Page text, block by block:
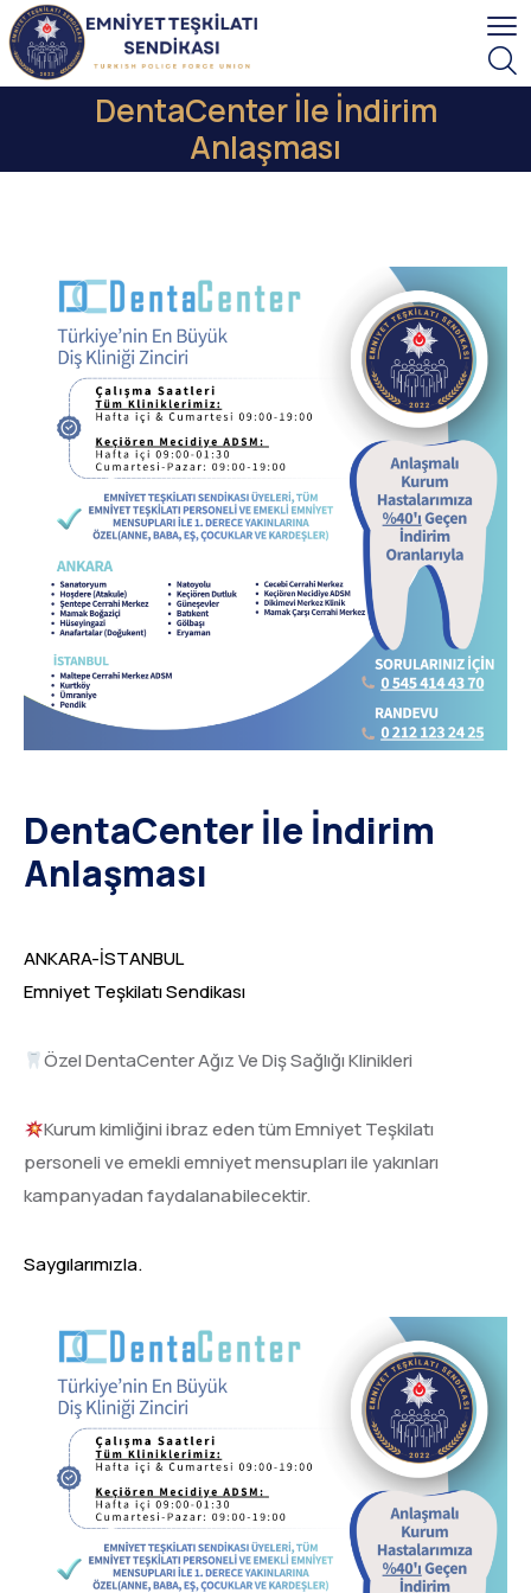
DentaCenter İle İndirim
Anlaşması
DentaCenter İle İndirim
Anlaşması
ANKARA-İSTANBUL
Emniyet Teşkilatı Sendikası
Özel DentaCenter Ağız Ve Diş Sağlığı Klinikleri
Kurum kimliğini ibraz eden tüm Emniyet Teşkilatı
personeli ve emekli emniyet mensupları ile yakınları
kampanyadan faydalanabilecektir.
Saygılarımızla.